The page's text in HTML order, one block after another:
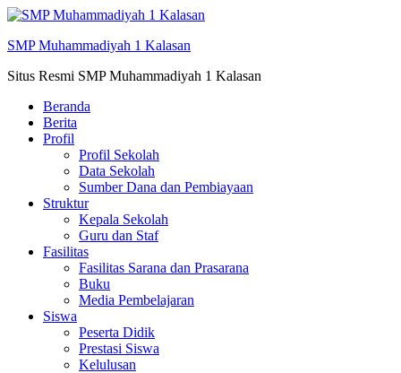
Skip
konten
SMP Muhammadiyah 1 Kalasan
Situs Resmi SMP Muhammadiyah 1 Kalasan
Beranda
Berita
Profil
Profil Sekolah
Data Sekolah
Sumber Dana dan Pembiayaan
Struktur
Kepala Sekolah
Guru dan Staf
Fasilitas
Fasilitas Sarana dan Prasarana
Buku
Media Pembelajaran
Siswa
Peserta Didik
Prestasi Siswa
Kelulusan